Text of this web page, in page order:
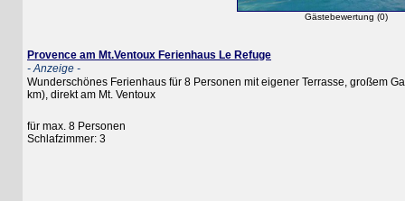
Gästebewertung (0)
Provence am Mt.Ventoux Ferienhaus Le Refuge
- Anzeige -
Wunderschönes Ferienhaus für 8 Personen mit eigener Terrasse, großem
km), direkt am Mt. Ventoux
für max. 8 Personen
Schlafzimmer: 3